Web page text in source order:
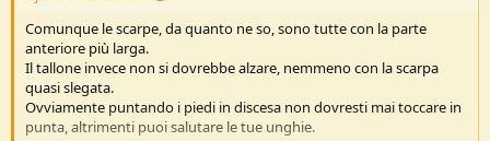
Comunque le scarpe, da quanto ne so, sono tutte con la parte
anteriore più larga.
Il tallone invece non si dovrebbe alzare, nemmeno con la scarpa
quasi slegata.
Ovviamente puntando i piedi in discesa non dovresti mai toccare in
punta, altrimenti puoi salutare le tue unghie.